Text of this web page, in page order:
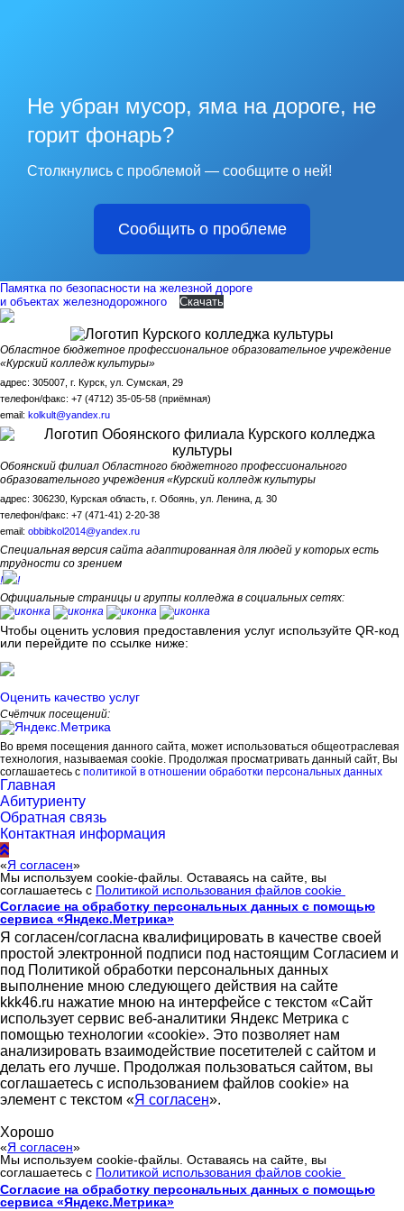
Не убран мусор, яма на дороге, не
горит фонарь?
Столкнулись с проблемой — сообщите о ней!
Сообщить о проблеме
Памятка по безопасности на железной дороге
и объектах железнодорожного
Скачать
Областное бюджетное профессиональное образовательное учреждение
«Курский колледж культуры»
адрес: 305007, г. Курск, ул. Сумская, 29
телефон/факс: +7 (4712) 35-05-58 (приёмная)
email: kolkult@yandex.ru
Обоянский филиал Областного бюджетного профессионального
образовательного учреждения «Курский колледж культуры
адрес: 306230, Курская область, г. Обоянь, ул. Ленина, д. 30
телефон/факс: +7 (471-41) 2-20-38
email: obbibkol2014@yandex.ru
Специальная версия сайта адаптированная для людей у которых есть
трудности со зрением
!
!
Официальные страницы и группы колледжа в социальных сетях:
Чтобы оценить условия предоставления услуг используйте QR-код
или перейдите по ссылке ниже:
Оценить качество услуг
Счётчик посещений:
Во время посещения данного сайта, может использоваться общеотраслевая
технология, называемая cookie. Продолжая просматривать данный сайт, Вы
соглашаетесь с политикой в отношении обработки персональных данных
Главная
Абитуриенту
Обратная связь
Контактная информация
«Я согласен»
Мы используем cookie-файлы. Оставаясь на сайте, вы
соглашаетесь с Политикой использования файлов cookie
Согласие на обработку персональных данных с помощью
сервиса «Яндекс.Метрика»
Я согласен/согласна квалифицировать в качестве своей
простой электронной подписи под настоящим Согласием и
под Политикой обработки персональных данных
выполнение мною следующего действия на сайте
kkk46.ru нажатие мною на интерфейсе с текстом «Сайт
использует сервис веб-аналитики Яндекс Метрика с
помощью технологии «cookie». Это позволяет нам
анализировать взаимодействие посетителей с сайтом и
делать его лучше. Продолжая пользоваться сайтом, вы
соглашаетесь с использованием файлов cookie» на
элемент с текстом «Я согласен».
Хорошо
«Я согласен»
Мы используем cookie-файлы. Оставаясь на сайте, вы
соглашаетесь с Политикой использования файлов cookie
Согласие на обработку персональных данных с помощью
сервиса «Яндекс.Метрика»